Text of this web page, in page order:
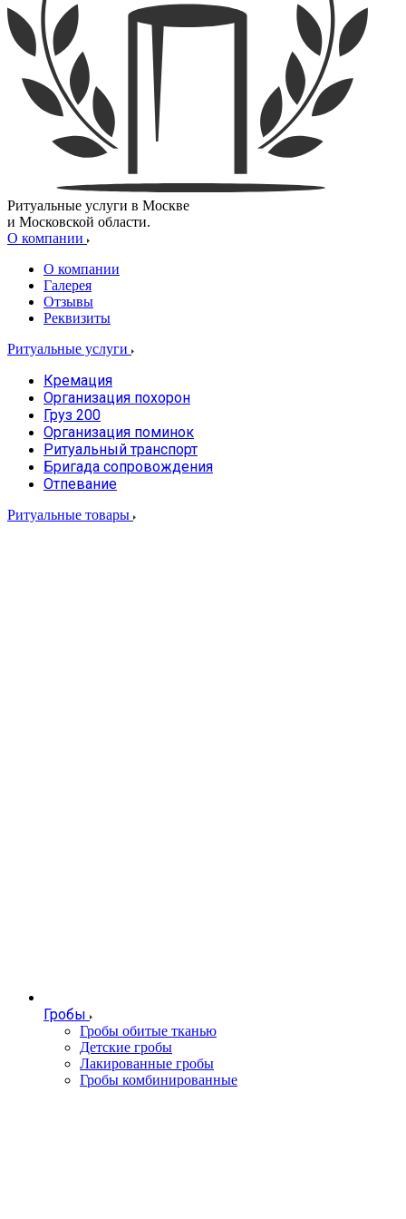
Ритуальные услуги в Москве
и Московской области.
О компании
О компании
Галерея
Отзывы
Реквизиты
Ритуальные услуги
Кремация
Организация похорон
Груз 200
Организация поминок
Ритуальный транспорт
Бригада сопровождения
Отпевание
Ритуальные товары
Гробы
Гробы обитые тканью
Детские гробы
Лакированные гробы
Гробы комбинированные